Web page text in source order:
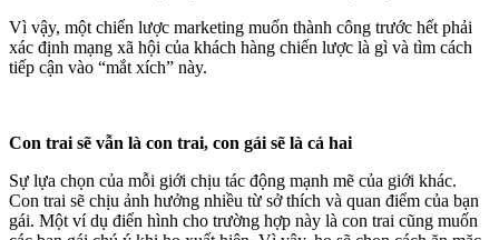
Vì vậy, một chiến lược marketing muốn thành công trước hết phải
xác định mạng xã hội của khách hàng chiến lược là gì và tìm cách
tiếp cận vào “mắt xích” này.
Con trai sẽ vẫn là con trai, con gái sẽ là cả hai
Sự lựa chọn của mỗi giới chịu tác động mạnh mẽ của giới khác.
Con trai sẽ chịu ảnh hưởng nhiều từ sở thích và quan điểm của bạn
gái. Một ví dụ điển hình cho trường hợp này là con trai cũng muốn